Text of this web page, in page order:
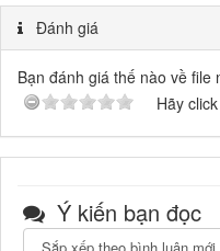
Đánh giá
Bạn đánh giá thế nào về file
Hãy
Ý kiến bạn đọc